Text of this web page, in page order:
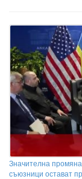
Значителна
съюзници остават